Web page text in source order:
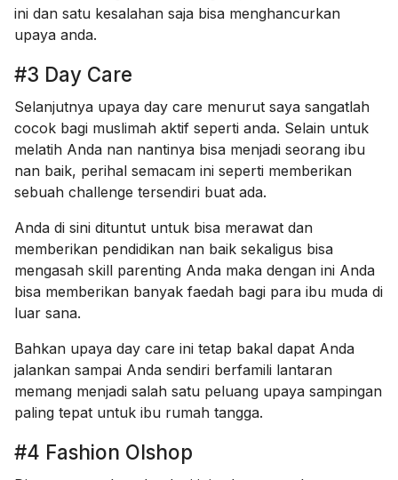
ini dan satu kesalahan saja bisa menghancurkan
upaya anda.
#3 Day Care
Selanjutnya upaya day care menurut saya sangatlah
cocok bagi muslimah aktif seperti anda. Selain untuk
melatih Anda nan nantinya bisa menjadi seorang ibu
nan baik, perihal semacam ini seperti memberikan
sebuah challenge tersendiri buat ada.
Anda di sini dituntut untuk bisa merawat dan
memberikan pendidikan nan baik sekaligus bisa
mengasah skill parenting Anda maka dengan ini Anda
bisa memberikan banyak faedah bagi para ibu muda di
luar sana.
Bahkan upaya day care ini tetap bakal dapat Anda
jalankan sampai Anda sendiri berfamili lantaran
memang menjadi salah satu peluang upaya sampingan
paling tepat untuk ibu rumah tangga.
#4 Fashion Olshop